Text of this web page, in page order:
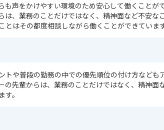
声をかけやすい環境のため安心して働くことが
は、業務のことだけではなく、精神面など不安な
はその都度相談しながら働くことができています
トや普段の勤務の中での優先順位の付け方なども
の先輩からは、業務のことだけではなく、精神面
。